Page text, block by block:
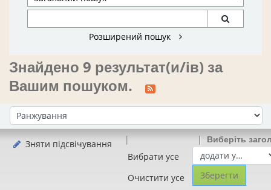
Розширений пошук
Знайдено 9 результат(и/ів) за
Вашим пошуком.
Сортувати за:
Зняти підсвічування
Вибрати усе
Очистити усе
Виберіть